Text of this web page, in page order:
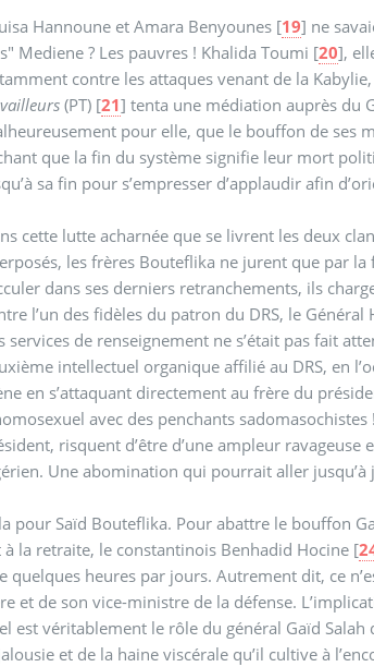
Hannoune et Amara Benyounes [19] ne
Mediene ? Les pauvres ! Khalida Toumi [20],
contre les attaques venant de la
(PT) [21] tenta une médiation auprès du
pour elle, que le bouffon de ses
que la fin du système signifie leur mort
sa fin pour s’empresser d’applaudir afin
cette lutte acharnée que se livrent les deux
les frères Bouteflika ne jurent que par
dans ses derniers retranchements, ils
l’un des fidèles du patron du DRS, le Général
services de renseignement ne s’était pas fait
intellectuel organique affilié au DRS, en
en s’attaquant directement au frère du
avec des penchants
risquent d’être d’une ampleur
Une abomination qui pourrait aller
pour Saïd Bouteflika. Pour abattre le bouffon
à la retraite, le constantinois Benhadid Hocine [
quelques heures par jours. Autrement dit, ce
et de son vice-ministre de la défense.
est véritablement le rôle du général Gaïd
et de la haine viscérale qu’il cultive à